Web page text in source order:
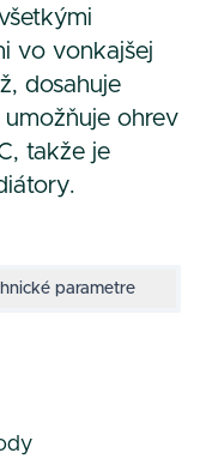
vo vonkajšej
dosahuje
ohrev
takže je
parametre